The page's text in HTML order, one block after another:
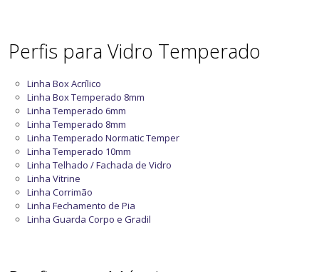
Perfis para Vidro Temperado
Linha Box Acrílico
Linha Box Temperado 8mm
Linha Temperado 6mm
Linha Temperado 8mm
Linha Temperado Normatic Temper
Linha Temperado 10mm
Linha Telhado / Fachada de Vidro
Linha Vitrine
Linha Corrimão
Linha Fechamento de Pia
Linha Guarda Corpo e Gradil